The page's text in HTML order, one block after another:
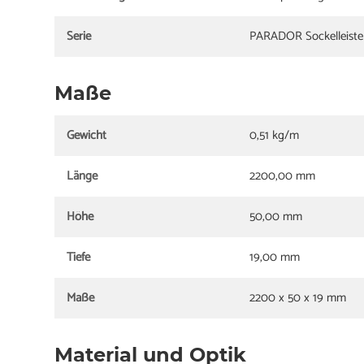
Serie
PARADOR
Maße
Gewicht
0,51 kg/m
Länge
2200,00 mm
Höhe
50,00 mm
Tiefe
19,00 mm
Maße
2200 x 50 x 19 mm
Material und Optik